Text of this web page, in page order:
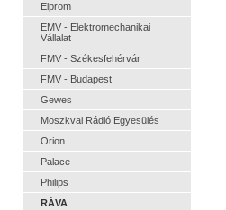
Elprom
EMV - Elektromechanikai
Vállalat
FMV - Székesfehérvár
FMV - Budapest
Gewes
Moszkvai Rádió Egyesülés
Orion
Palace
Philips
RÁVA